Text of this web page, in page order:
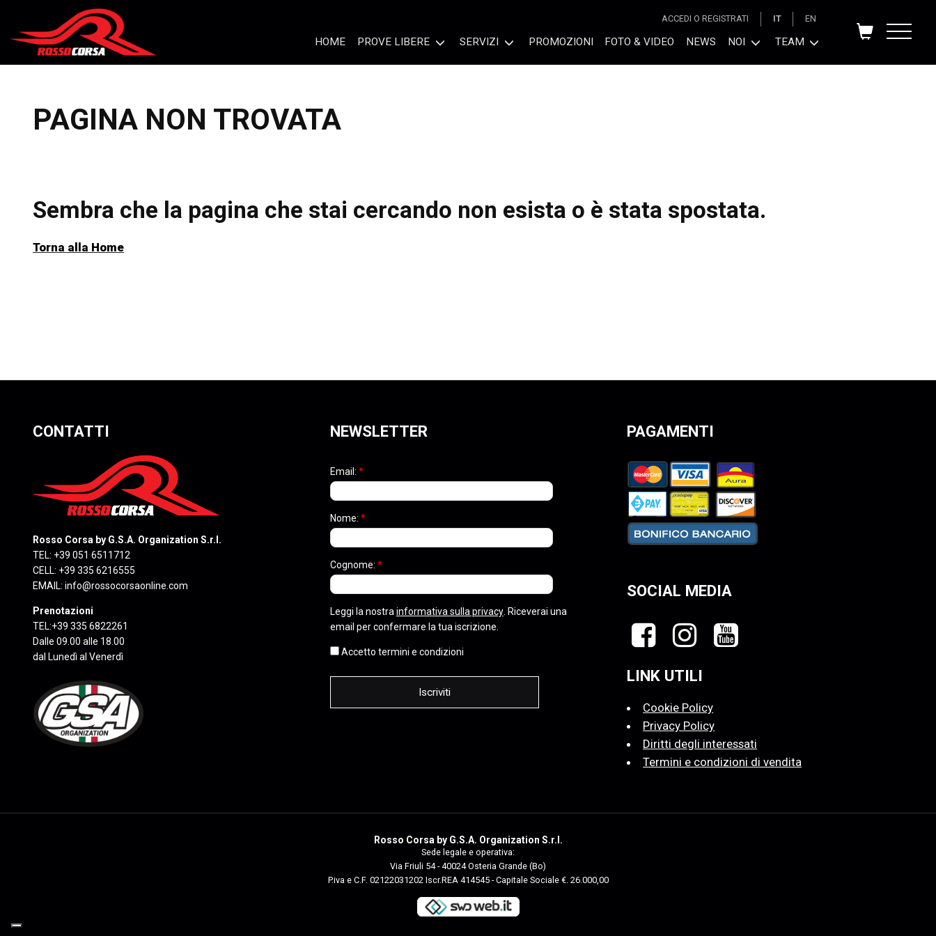
ACCEDI O REGISTRATI IT EN
HOME PROVE LIBERE SERVIZI PROMOZIONI FOTO & VIDEO NEWS NOI TEAM
PAGINA NON TROVATA
Sembra che la pagina che stai cercando non esista o è stata spostata.
Torna alla Home
CONTATTI
Rosso Corsa by G.S.A. Organization S.r.l.
TEL: +39 051 6511712
CELL: +39 335 6216555
EMAIL: info@rossocorsaonline.com
Prenotazioni
TEL:+39 335 6822261
Dalle 09.00 alle 18.00
dal Lunedì al Venerdì
NEWSLETTER
Email: *
Nome: *
Cognome: *
Leggi la nostra informativa sulla privacy. Riceverai una
email per confermare la tua iscrizione.
Accetto termini e condizioni
PAGAMENTI
SOCIAL MEDIA
LINK UTILI
Cookie Policy
Privacy Policy
Diritti degli interessati
Termini e condizioni di vendita
Rosso Corsa by G.S.A. Organization S.r.l.
Sede legale e operativa:
Via Friuli 54 - 40024 Osteria Grande (Bo)
P.iva e C.F. 02122031202 Iscr.REA 414545 - Capitale Sociale €. 26.000,00